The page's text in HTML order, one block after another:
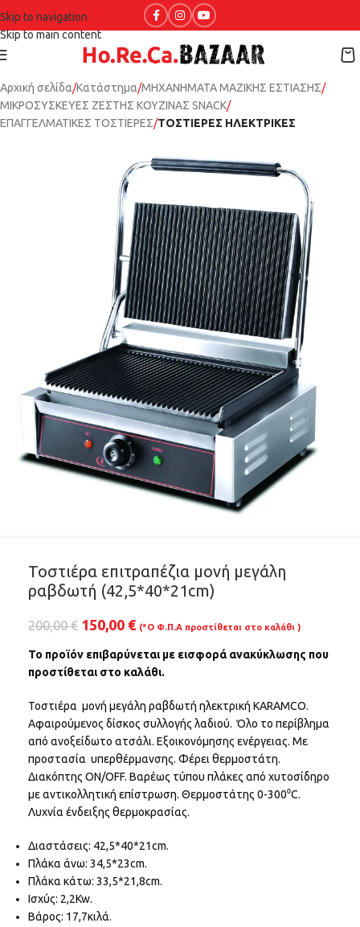
Skip to navigation
Skip to main content
Αρχική σελίδα Κατάστημα ΜΗΧΑΝΗΜΑΤΑ ΜΑΖΙΚΗΣ ΕΣΤΙΑΣΗΣ
ΜΙΚΡΟΣΥΣΚΕΥΕΣ ΖΕΣΤΗΣ ΚΟΥΖΙΝΑΣ SNACK
ΕΠΑΓΓΕΛΜΑΤΙΚΕΣ ΤΟΣΤΙΕΡΕΣ ΤΟΣΤΙΕΡΕΣ ΗΛΕΚΤΡΙΚΕΣ
Τοστιέρα επιτραπέζια μονή μεγάλη
ραβδωτή (42,5*40*21cm)
200,00€ 150,00 € (*Ο Φ.Π.Α προστίθεται στο καλάθι )
Το προϊόν επιβαρύνεται με εισφορά ανακύκλωσης που
προστίθεται στο καλάθι.
Τοστιέρα μονή μεγάλη ραβδωτή ηλεκτρική KARAMCO.
Αφαιρούμενος δίσκος συλλογής λαδιού. Όλο το περίβλημα
από ανοξείδωτο ατσάλι. Εξοικονόμησης ενέργειας. Με
προστασία υπερθέρμανσης. Φέρει θερμοστάτη.
Διακόπτης ON/OFF. Βαρέως τύπου πλάκες από χυτοσίδηρο
με αντικολλητική επίστρωση. Θερμοστάτης 0-300⁰C.
Λυχνία ένδειξης θερμοκρασίας.
Διαστάσεις: 42,5*40*21cm.
Πλάκα άνω: 34,5*23cm.
Πλάκα κάτω: 33,5*21,8cm.
Ισχύς: 2,2Kw.
Βάρος: 17,7κιλά.